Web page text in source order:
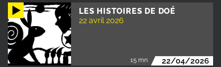
LES HISTOIRES DE DOÉ
22 avril 2026
15 mn 22/04/2026